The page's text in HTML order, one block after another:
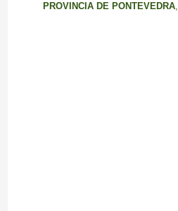
PROVINCIA DE PONTEVEDRA,